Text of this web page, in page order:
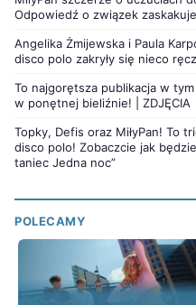
Odpowiedź o związek
Angelika Żmijewska i Paula
disco polo zakryły się nieco
To najgorętsza publikacja w
w ponętnej bieliźnie! | ZDJĘCIA
Topky, Defis oraz MiłyPan! To
disco polo! Zobaczcie jak
taniec Jedna noc”
POLECAMY